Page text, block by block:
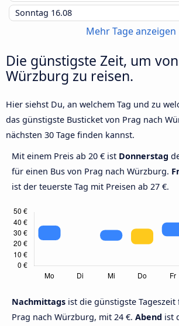
Sonntag 16.08
Mehr Tage anzeigen
Die günstigste Zeit, um
Würzburg zu reisen.
Hier siehst Du, an welchem Tag und zu
das günstigste Busticket von Prag nach
nächsten 30 Tage finden kannst.
Mit einem Preis ab 20 € ist Donnerstag
für einen Bus von Prag nach Würzburg.
ist der teuerste Tag mit Preisen ab 27 €.
Nachmittags ist die günstigste
Prag nach Würzburg, mit 24 €. Abend ist